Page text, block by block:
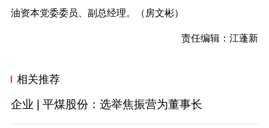
油资本党委委员、副总经理。（房文彬）
责任编辑：江蓬新
相关推荐
企业 | 平煤股份：选举焦振营为董事长